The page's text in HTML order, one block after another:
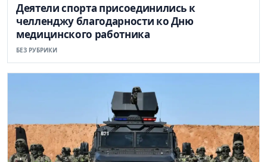
Деятели спорта присоединились к
челленджу благодарности ко Дню
медицинского работника
БЕЗ РУБРИКИ